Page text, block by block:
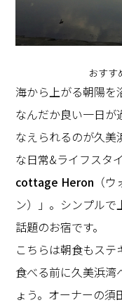
おすす
海から上がる朝陽を
なんだか良い一日
なえられるのが久美
な日常&ライフスタ
cottage Heron （
ン）」。シンプルで
話題のお宿です。
こちらは朝食もス
食べる前に久美浜湾
ょう。オーナーの